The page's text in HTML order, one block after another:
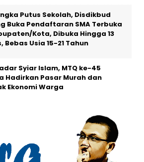
Putus Sekolah, Disdikbud
Buka Pendaftaran SMA Terbuka
Kota, Dibuka Hingga 13
Bebas Usia 15-21 Tahun
Syiar Islam, MTQ ke-45
Hadirkan Pasar Murah dan
Ekonomi Warga